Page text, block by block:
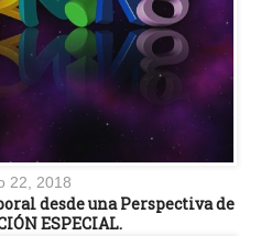
22, 2018
desde una Perspectiva de
ESPECIAL.